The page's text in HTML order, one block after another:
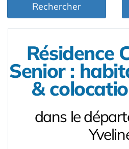
Rechercher
Résidence
Senior :
&
dans le